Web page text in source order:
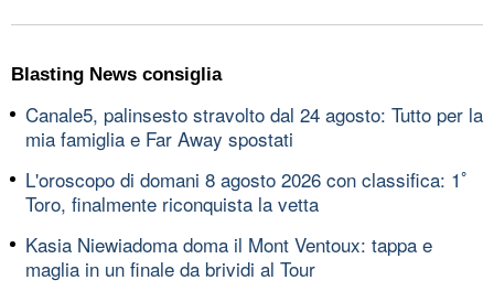
Blasting News consiglia
Canale5, palinsesto stravolto dal 24 agosto: Tutto per la
mia famiglia e Far Away spostati
L'oroscopo di domani 8 agosto 2026 con classifica: 1ﾟ
Toro, finalmente riconquista la vetta
Kasia Niewiadoma doma il Mont Ventoux: tappa e
maglia in un finale da brividi al Tour